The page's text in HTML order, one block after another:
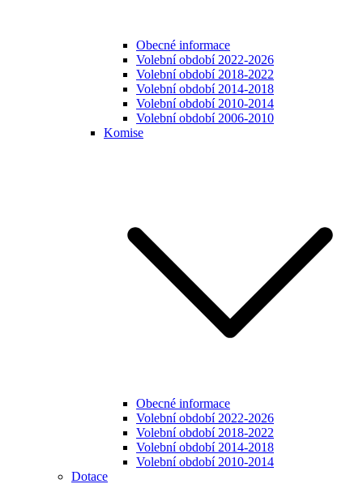
Obecné informace
Volební období 2022-2026
Volební období 2018-2022
Volební období 2014-2018
Volební období 2010-2014
Volební období 2006-2010
Komise
Obecné informace
Volební období 2022-2026
Volební období 2018-2022
Volební období 2014-2018
Volební období 2010-2014
Dotace